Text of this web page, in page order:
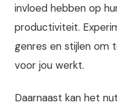
invloed hebben op
productiviteit.
genres en stijlen om
voor jou werkt.
Daarnaast kan het